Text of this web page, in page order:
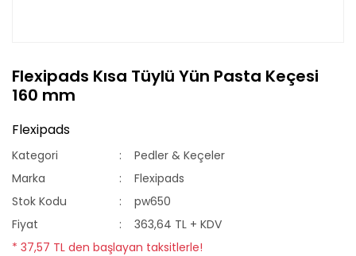
Flexipads Kısa Tüylü Yün Pasta Keçesi
160 mm
Flexipads
Kategori
Pedler & Keçeler
Marka
Flexipads
Stok Kodu
pw650
Fiyat
363,64 TL + KDV
* 37,57 TL den başlayan taksitlerle!